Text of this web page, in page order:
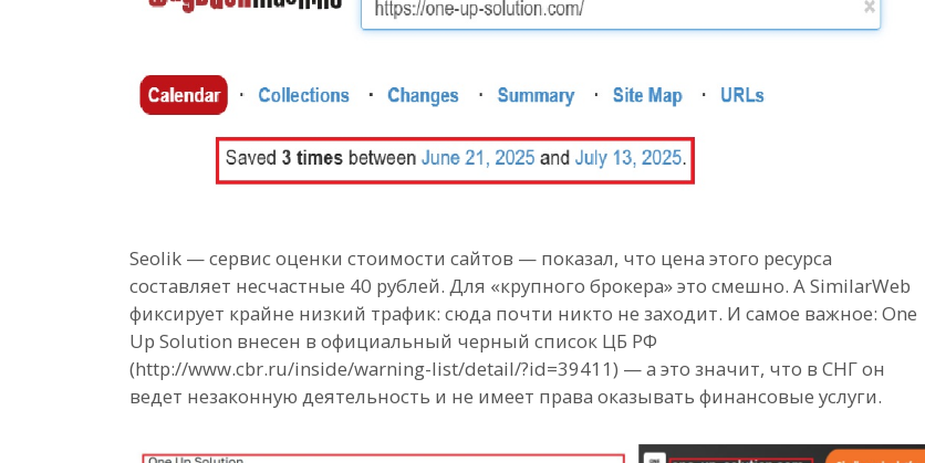
Seolik — сервис оценки стоимости сайтов — показал, что цена этого ресурса
составляет несчастные 40 рублей. Для «крупного брокера» это смешно. А SimilarWeb
фиксирует крайне низкий трафик: сюда почти никто не заходит. И самое важное: One
Up Solution внесен в официальный черный список ЦБ РФ
(http://www.cbr.ru/inside/warning-list/detail/?id=39411) — а это значит, что в СНГ он
ведет незаконную деятельность и не имеет права оказывать финансовые услуги.